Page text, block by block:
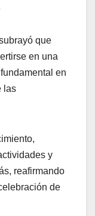
que
en una
en
las
y
reafirmando
de